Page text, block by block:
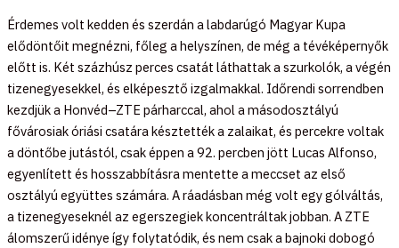
Érdemes volt kedden és szerdán a labdarúgó Magyar Kupa
elődöntőit megnézni, főleg a helyszínen, de még a tévéképernyők
előtt is. Két százhúsz perces csatát láthattak a szurkolók, a végén
tizenegyesekkel, és elképesztő izgalmakkal. Időrendi sorrendben
kezdjük a Honvéd–ZTE párharccal, ahol a másodosztályú
fővárosiak óriási csatára késztették a zalaikat, és percekre voltak
a döntőbe jutástól, csak éppen a 92. percben jött Lucas Alfonso,
egyenlített és hosszabbításra mentette a meccset az első
osztályú együttes számára. A ráadásban még volt egy gólváltás,
a tizenegyeseknél az egerszegiek koncentráltak jobban. A ZTE
álomszerű idénye így folytatódik, és nem csak a bajnoki dobogó